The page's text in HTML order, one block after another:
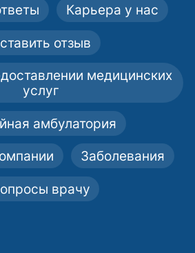
Карьера у нас
отзыв
медицинских
услуг
амбулатория
Заболевания
врачу